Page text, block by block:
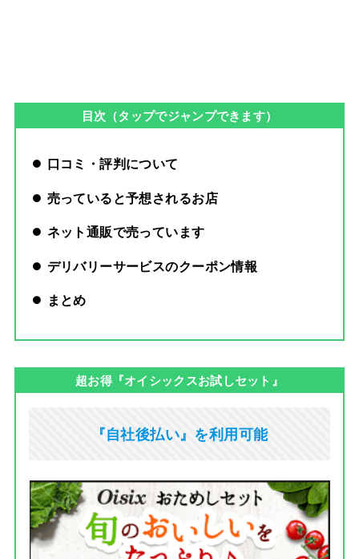
目次（タップでジャンプできます）
口コミ・評判について
売っていると予想されるお店
ネット通販で売っています
デリバリーサービスのクーポン情報
まとめ
超お得『オイシックスお試しセット』
『自社後払い』を利用可能